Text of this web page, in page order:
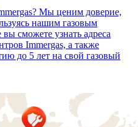
Мы ценим доверие,
нашим газовым
сможете узнать адреса
Immergas, а также
до 5 лет на свой газовый